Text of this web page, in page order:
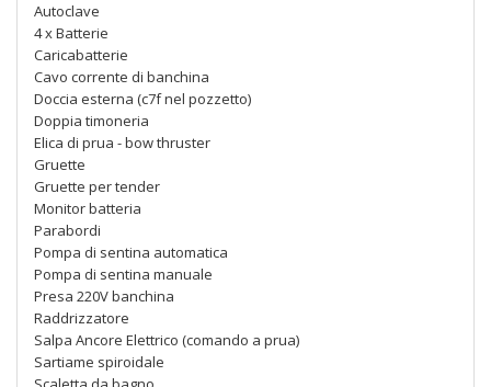
Autoclave
4 x Batterie
Caricabatterie
Cavo corrente di banchina
Doccia esterna (c7f nel pozzetto)
Doppia timoneria
Elica di prua - bow thruster
Gruette
Gruette per tender
Monitor batteria
Parabordi
Pompa di sentina automatica
Pompa di sentina manuale
Presa 220V banchina
Raddrizzatore
Salpa Ancore Elettrico (comando a prua)
Sartiame spiroidale